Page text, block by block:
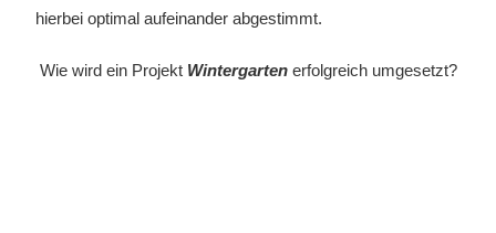
hierbei optimal aufeinander abgestimmt.
Wie wird ein Projekt Wintergartenerfolgreich umgesetzt?